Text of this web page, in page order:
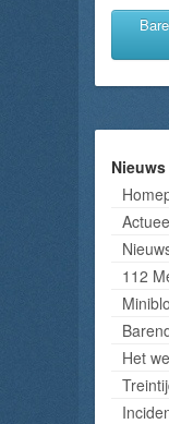
Nieuws
112
Het